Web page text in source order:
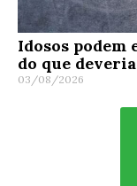
Idosos podem
do que
03/08/2026